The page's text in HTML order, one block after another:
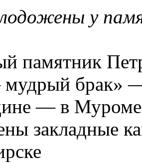
у
памятник
брак»
— в
закладные